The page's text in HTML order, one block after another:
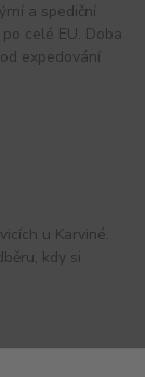
a spediční
celé EU. Doba
expedování
u Karviné.
kdy si